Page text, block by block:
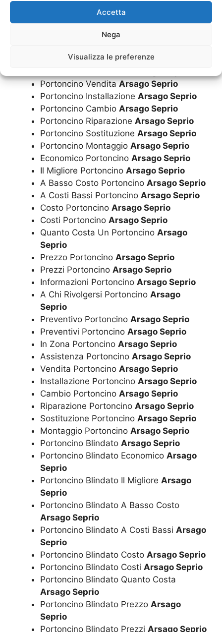
Accetta
Nega
Visualizza le preferenze
Portoncino PreventivoArsago Seprio
Portoncino Preventivi
Portoncino Vicino Arsago Seprio
Portoncino VenditaArsago Seprio
Portoncino Installazione Arsago Seprio
Portoncino Cambio Arsago Seprio
Portoncino Riparazione Arsago Seprio
Portoncino Sostituzione Arsago Seprio
Portoncino Montaggio Arsago Seprio
Economico Portoncino Arsago Seprio
Il Migliore Portoncino Arsago Seprio
A Basso Costo Portoncino Arsago Seprio
A Costi Bassi Portoncino Arsago Seprio
Costo Portoncino Arsago Seprio
Costi Portoncino Arsago Seprio
Quanto Costa Un Portoncino Arsago
Seprio
Prezzo Portoncino Arsago Seprio
Prezzi Portoncino Arsago Seprio
Informazioni Portoncino Arsago Seprio
A Chi Rivolgersi Portoncino Arsago
Seprio
Preventivo Portoncino Arsago Seprio
Preventivi Portoncino Arsago Seprio
In Zona Portoncino Arsago Seprio
Assistenza Portoncino Arsago Seprio
Vendita Portoncino Arsago Seprio
Installazione Portoncino Arsago Seprio
Cambio Portoncino Arsago Seprio
Riparazione Portoncino Arsago Seprio
Sostituzione Portoncino Arsago Seprio
Montaggio Portoncino Arsago Seprio
Portoncino Blindato Arsago Seprio
Portoncino Blindato Economico Arsago
Seprio
Portoncino Blindato Il Migliore Arsago
Seprio
Portoncino Blindato A Basso Costo
Arsago Seprio
Portoncino Blindato A Costi Bassi Arsago
Seprio
Portoncino Blindato Costo Arsago Seprio
Portoncino Blindato Costi Arsago Seprio
Portoncino Blindato Quanto Costa
Arsago Seprio
Portoncino Blindato Prezzo Arsago
Seprio
Portoncino Blindato Prezzi Arsago Seprio